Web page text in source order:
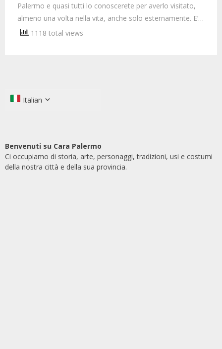
Palermo e quasi tutti lo conoscerete per averlo visitato,
almeno una volta nella vita, anche solo esternamente. E’…
1118 total views
Italian
Benvenuti su Cara Palermo
Ci occupiamo di storia, arte, personaggi, tradizioni, usi e costumi
della nostra città e della sua provincia.